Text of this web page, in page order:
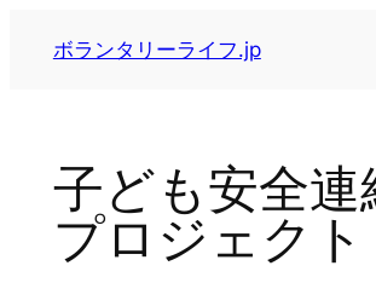
ボランタリーライフ.jp
子ども安全連
プロジェクト